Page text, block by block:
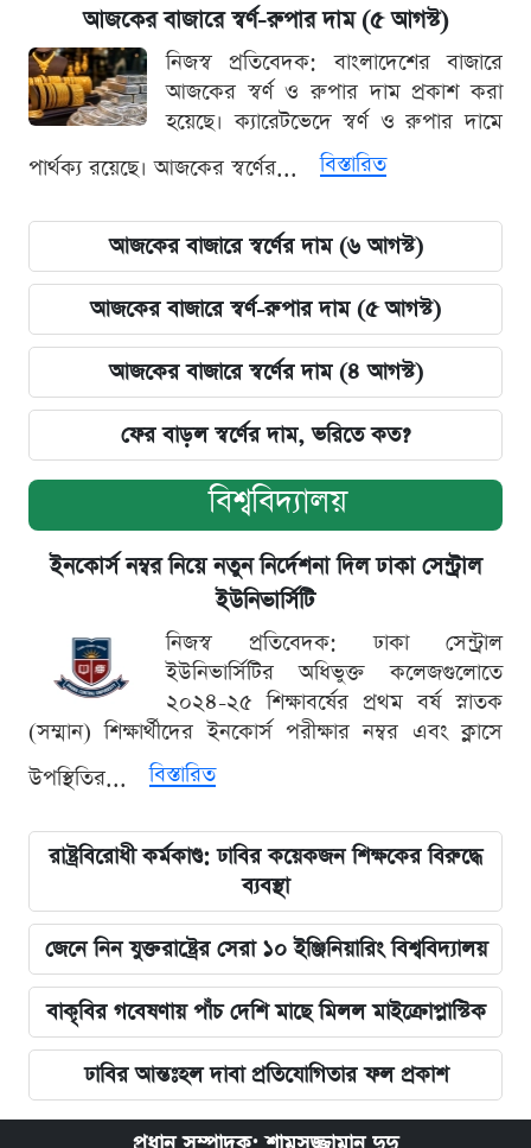
আজকের বাজারে স্বর্ণ-রুপার দাম (৫ আগস্ট)
নিজস্ব প্রতিবেদক: বাংলাদেশের বাজারে
আজকের স্বর্ণ ও রুপার দাম প্রকাশ করা
হয়েছে। ক্যারেটভেদে স্বর্ণ ও রুপার দামে
পার্থক্য রয়েছে। আজকের স্বর্ণের...
বিস্তারিত
আজকের বাজারে স্বর্ণের দাম (৬ আগস্ট)
আজকের বাজারে স্বর্ণ-রুপার দাম (৫ আগস্ট)
আজকের বাজারে স্বর্ণের দাম (৪ আগস্ট)
ফের বাড়ল স্বর্ণের দাম, ভরিতে কত?
বিশ্ববিদ্যালয়
ইনকোর্স নম্বর নিয়ে নতুন নির্দেশনা দিল ঢাকা সেন্ট্রাল
ইউনিভার্সিটি
নিজস্ব প্রতিবেদক: ঢাকা সেন্ট্রাল
ইউনিভার্সিটির অধিভুক্ত কলেজগুলোতে
২০২৪-২৫ শিক্ষাবর্ষের প্রথম বর্ষ স্নাতক
(সম্মান) শিক্ষার্থীদের ইনকোর্স পরীক্ষার নম্বর এবং ক্লাসে
উপস্থিতির...
বিস্তারিত
রাষ্ট্রবিরোধী কর্মকাণ্ড: ঢাবির কয়েকজন শিক্ষকের বিরুদ্ধে
ব্যবস্থা
জেনে নিন যুক্তরাষ্ট্রের সেরা ১০ ইঞ্জিনিয়ারিং বিশ্ববিদ্যালয়
বাকৃবির গবেষণায় পাঁচ দেশি মাছে মিলল মাইক্রোপ্লাস্টিক
ঢাবির আন্তঃহল দাবা প্রতিযোগিতার ফল প্রকাশ